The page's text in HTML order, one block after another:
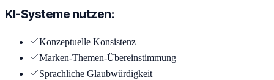
KI-Systeme nutzen:
Konzeptuelle Konsistenz
Marken-Themen-Übereinstimmung
Sprachliche Glaubwürdigkeit